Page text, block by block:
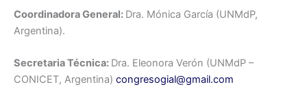
Coordinadora General: Dra. Mónica García (UNMdP,
Argentina).
Secretaria Técnica: Dra. Eleonora Verón (UNMdP –
CONICET, Argentina) congresogial@gmail.com